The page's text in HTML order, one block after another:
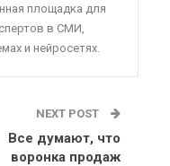
площадка для
в СМИ,
и нейросетях.
NEXT POST
Все думают, что
воронка продаж